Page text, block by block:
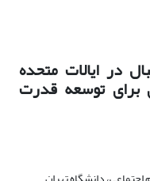
در ایالات متحده
برای توسعه قدرت